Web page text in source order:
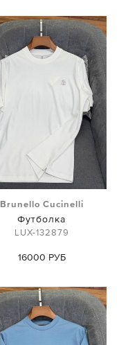
Brunello Cucinelli
Футболка
LUX-132879
16000 РУБ